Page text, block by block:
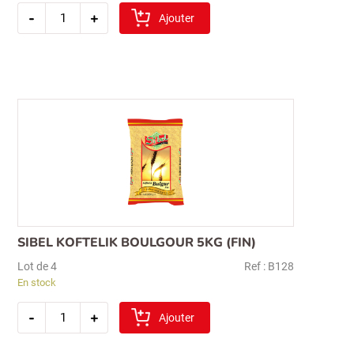
-
quantité
+ Ajouter
SIBEL KOFTELIK BOULGOUR 5KG (FIN)
Lot de 4 Ref : B128
En stock
-
quantité
+ Ajouter